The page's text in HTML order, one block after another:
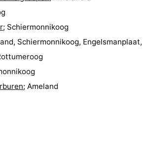
; Schiermonnikoog
Schiermonnikoog, Engelsmanplaat,
; Ameland